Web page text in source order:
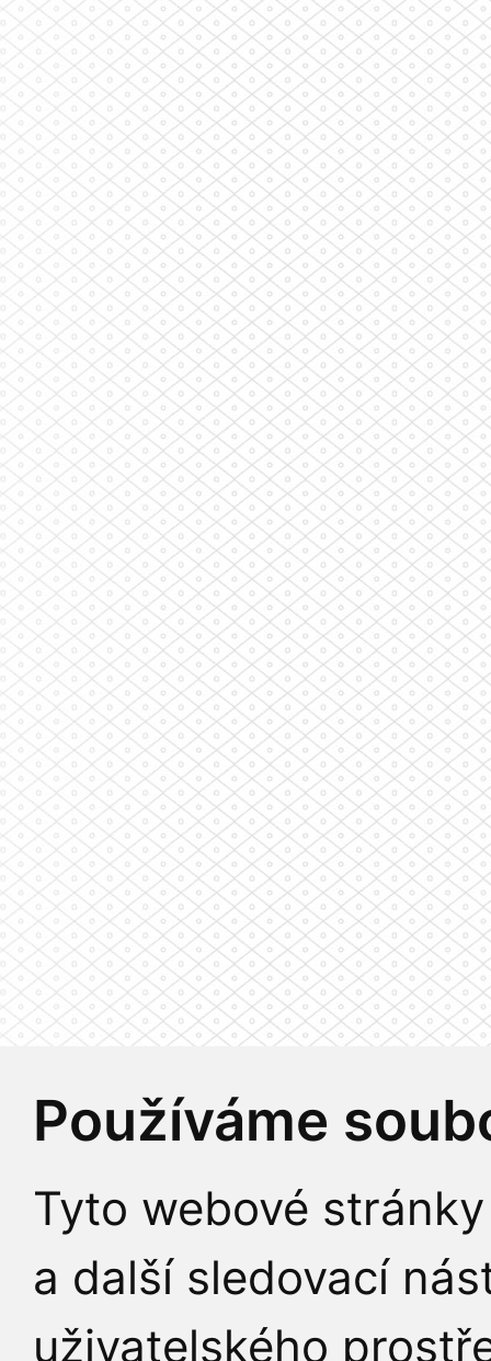
Používáme
Tyto webové
a další sledovací
uživatelského